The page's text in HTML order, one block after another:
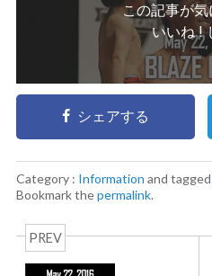
この記事が気
いいね !
シェアする
Category : Information and tagged
Bookmark thepermalink.
PREV